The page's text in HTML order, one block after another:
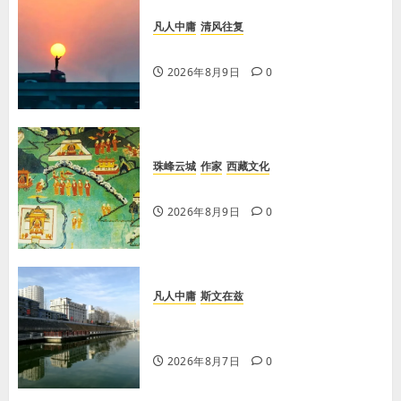
凡人中庸 清风往复
2026年8月9日 0
珠峰云城 作家 西藏文化
2026年8月9日 0
凡人中庸 斯文在兹
2026年8月7日 0